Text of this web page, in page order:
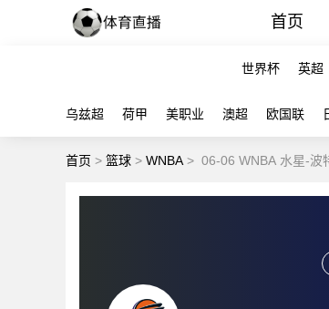
首页
世界杯 英超
乌兹超 荷甲 美职业 澳超 欧国联
首页 > 篮球 > WNBA > 06-06 WNBA 水星-波